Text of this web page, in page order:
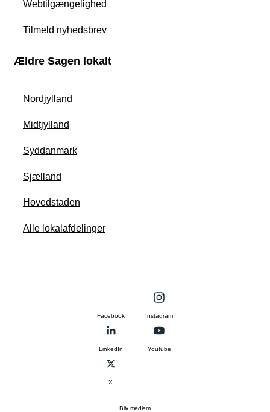
Webtilgængelighed
Tilmeld nyhedsbrev
Ældre Sagen lokalt
Nordjylland
Midtjylland
Syddanmark
Sjælland
Hovedstaden
Alle lokalafdelinger
Facebook Instagram
LinkedIn Youtube
X
Bliv medlem